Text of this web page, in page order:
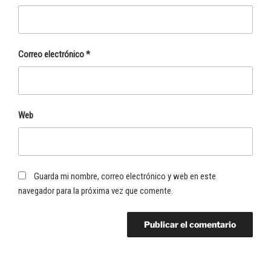
Correo electrónico*
Web
Guarda mi nombre, correo electrónico y web en este
navegador para la próxima vez que comente.